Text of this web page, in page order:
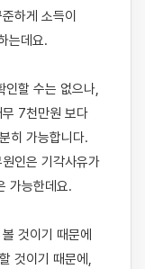
하게 소득이
는데요.
인할 수는 없으나,
7천만원 보다
히 가능합니다.
인은 기각사유가
가능한데요.
것이기 때문에
것이기 때문에,